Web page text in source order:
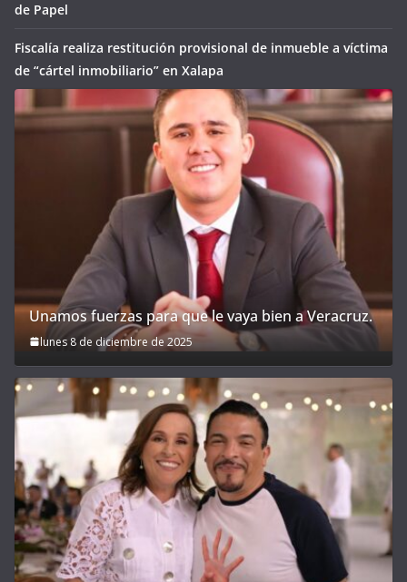
de Papel
Fiscalía realiza restitución provisional de inmueble a víctima
de “cártel inmobiliario” en Xalapa
Unamos fuerzas para que le vaya bien a Veracruz.
lunes 8 de diciembre de 2025